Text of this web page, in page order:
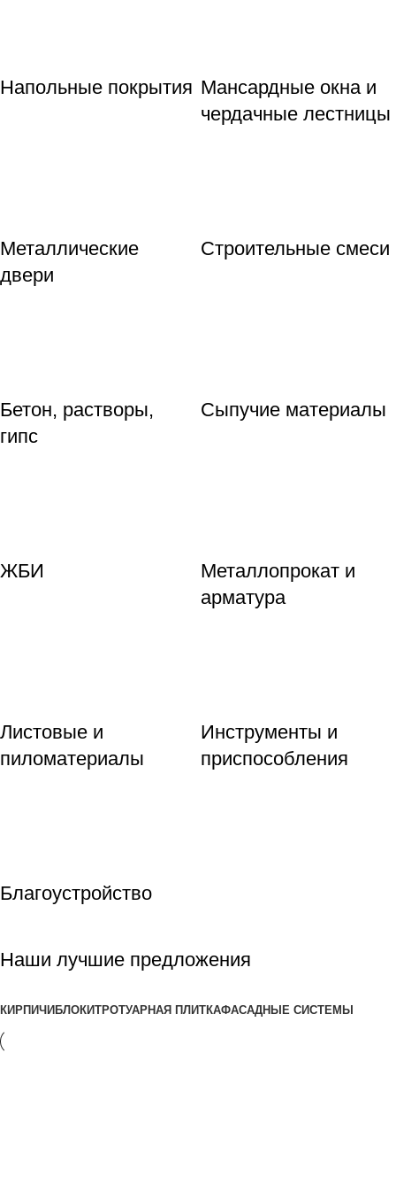
Напольные покрытия Мансардные окна и
чердачные лестницы
Металлические
двери
Строительные смеси
Бетон, растворы,
гипс
Сыпучие материалы
ЖБИ
Металлопрокат и
арматура
Листовые и
пиломатериалы
Инструменты и
приспособления
Благоустройство
Наши лучшие предложения
КИРПИЧИБЛОКИТРОТУАРНАЯ ПЛИТКАФАСАДНЫЕ СИСТЕМЫ